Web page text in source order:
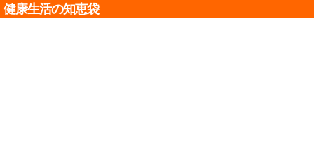
健康生活の知恵袋